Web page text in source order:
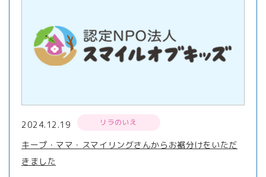
2024.12.19 リラのいえ
キープ・ママ・スマイリングさんからお裾分けをいただ
きました